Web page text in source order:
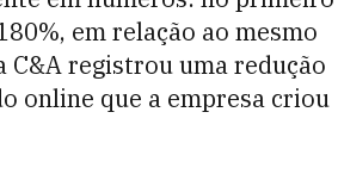
em relação ao mesmo
C&A registrou uma redução
online que a empresa criou